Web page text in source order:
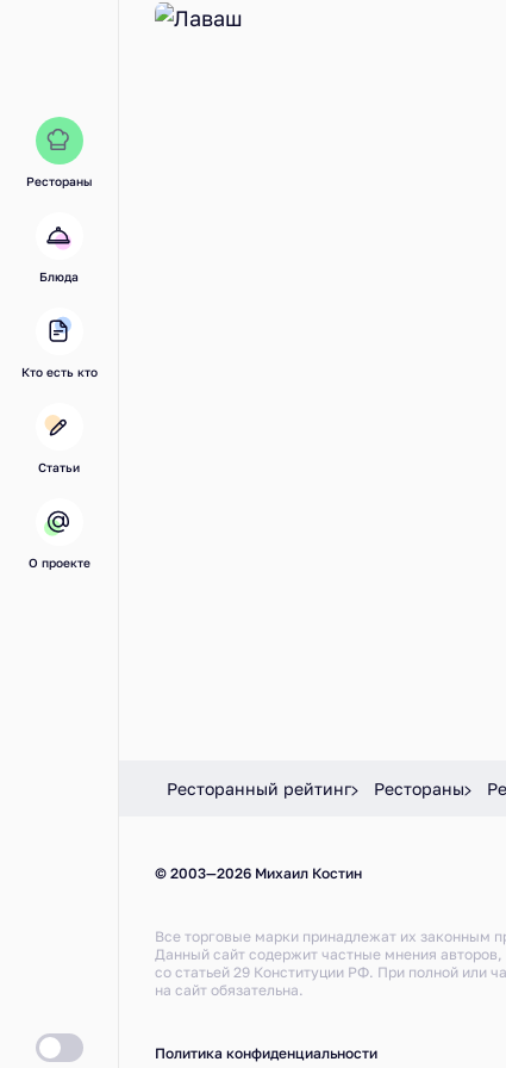
Рестораны
Блюда
Кто есть кто
Статьи
О проекте
Ресторанный рейтинг Рестораны
© 2003—2026 Михаил Костин
Все торговые марки принадлежат их законным
Данный сайт содержит частные мнения
со статьей 29 Конституции РФ. При полной или
на сайт обязательна.
Политика конфиденциальности